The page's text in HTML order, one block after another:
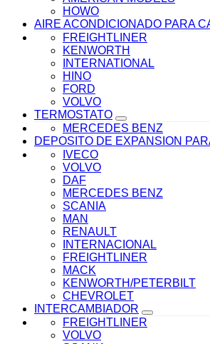
HOWO
AIRE ACONDICIONADO PARA
FREIGHTLINER
KENWORTH
INTERNATIONAL
HINO
FORD
VOLVO
TERMOSTATO
MERCEDES BENZ
DEPOSITO DE EXPANSION
IVECO
VOLVO
DAF
MERCEDES BENZ
SCANIA
MAN
RENAULT
INTERNACIONAL
FREIGHTLINER
MACK
KENWORTH/PETERBILT
CHEVROLET
INTERCAMBIADOR
FREIGHTLINER
VOLVO